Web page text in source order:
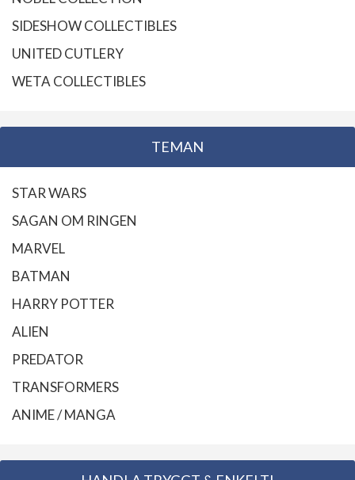
SIDESHOW COLLECTIBLES
UNITED CUTLERY
WETA COLLECTIBLES
TEMAN
STAR WARS
SAGAN OM RINGEN
MARVEL
BATMAN
HARRY POTTER
ALIEN
PREDATOR
TRANSFORMERS
ANIME / MANGA